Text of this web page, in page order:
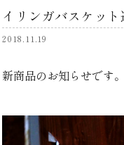
イリンガバスケッ
2018.11.19
新商品のお知らせです